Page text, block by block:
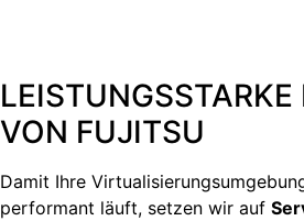
LEISTUNGSSTARKE
VON FUJITSU
Damit Ihre
performant läuft, setzen wir auf